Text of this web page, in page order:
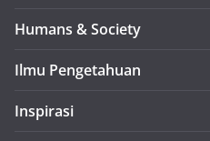
Humans & Society
Ilmu Pengetahuan
Inspirasi